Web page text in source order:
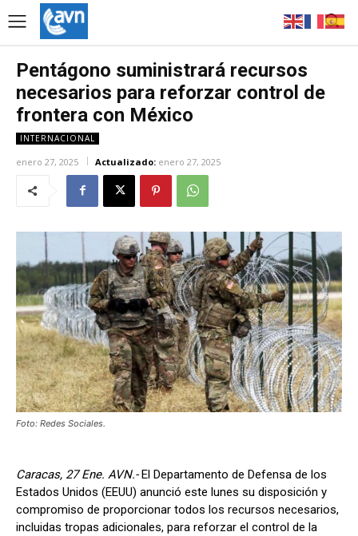
Pentágono suministrará recursos
necesarios para reforzar control de
frontera con México
INTERNACIONAL
enero 27, 2025 Actualizado: enero 27, 2025
Foto: Redes Sociales.
Caracas, 27 Ene. AVN.-El Departamento de Defensa de los
Estados Unidos (EEUU) anunció este lunes su disposición y
compromiso de proporcionar todos los recursos necesarios,
incluidas tropas adicionales, para reforzar el control de la